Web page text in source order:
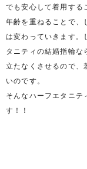
でも安心して着用する
年齢を重ねることで、
は変わっていきます。
タニティの結婚指輪な
立たなくさせるので、
いのです。
そんなハーフエタニテ
す！！